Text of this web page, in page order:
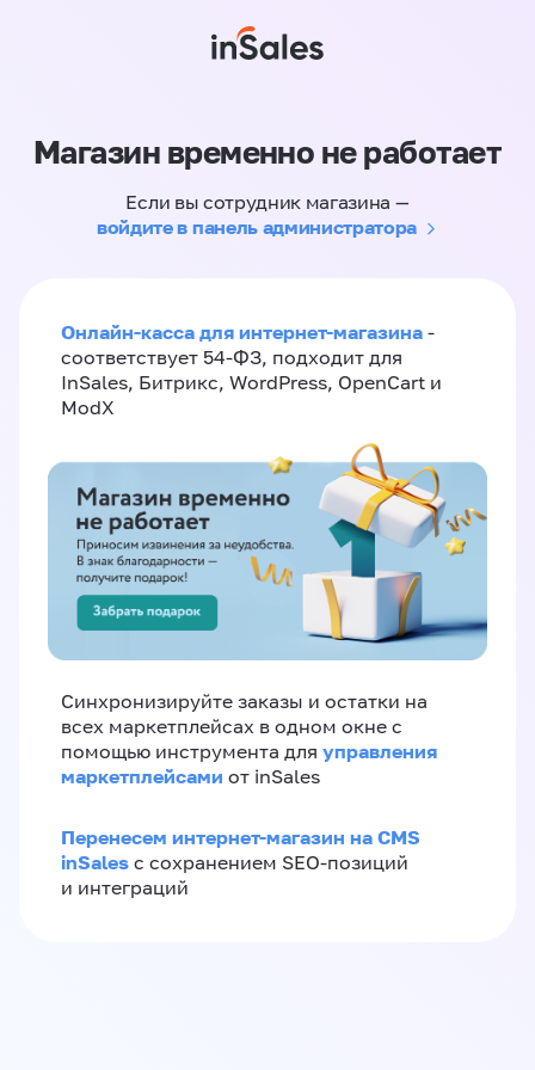
Магазин временно не работает
Если вы сотрудник магазина —
войдите в панель администратора
Онлайн-касса для интернет-магазина -
соответствует 54-ФЗ, подходит для
InSales, Битрикс, WordPress, OpenCart и
ModX
Синхронизируйте заказы и остатки на
всех маркетплейсах в одном окне с
помощью инструмента для управления
маркетплейсами от inSales
Перенесем интернет-магазин на CMS
inSales с сохранением SEO-позиций
и интеграций